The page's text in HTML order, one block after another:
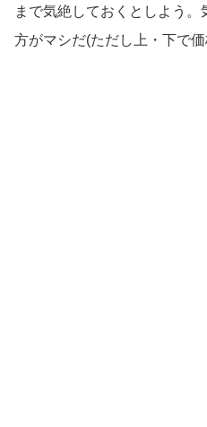
まで気絶しておくとしよう
方がマシだ(ただし上・下で